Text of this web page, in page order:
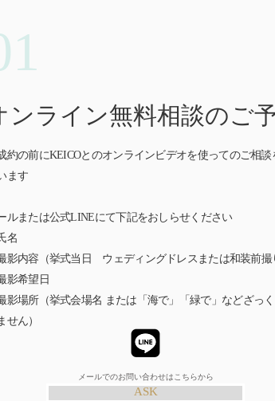
メラマンとの事前打ち合
ンライン無料相談のご
約の前にKEICOとのオンラインビデオを使ってのご相談
ます
ルまたは公式LINEにて下記をおしらせください
名
影内容（挙式当日 ウェディングドレスまたは和装前撮
影希望日
影場所（挙式会場名 または「海で」「緑で」などざっ
せん）
​メールでのお問い合わせはこちらから
ASK